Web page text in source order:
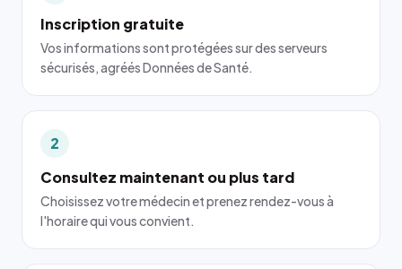
Inscription gratuite
Vos informations sont protégées sur des serveurs
sécurisés, agréés Données de Santé.
2
Consultez maintenant ou plus tard
Choisissez votre médecin et prenez rendez-vous à
l'horaire qui vous convient.